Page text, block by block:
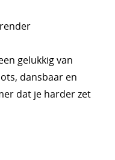
gelukkig van
dansbaar en
dat je harder zet